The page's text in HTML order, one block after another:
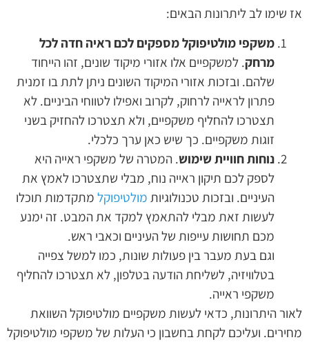
אז שימו לב ליתרונות הבאים:
משקפי מולטיפוקל מספקים לכם ראיה חדה לכל
מרחק. למשקפיים אלו אזורי מיקוד שונים, זהו הייחוד
שלהם. ובזכות אזורי המיקוד השונים ניתן לתת בו זמנית
פתרון לראייה לרחוק, לקרוב ואפילו לטווחי הביניים. לא
תצטרכו להחליף משקפיים, ולא תצטרכו להחזיק בשני
זוגות משקפיים. כך שיש כאן ערך כלכלי.
נוחות חוויית שימוש. המטרה של משקפי ראייה היא
לספק לכם תיקון ראייה נוח, מבלי שתצטרכו לאמץ את
העיניים. ובזכות טכנולוגיות מולטיפוקל מתקדמות תוכלו
לעשות זאת מבלי להתאמץ למקד את המבט. זה ימנע
מכם תחושות עייפות של העיניים וכאבי ראש.
וגם בעת מעבר בין פעולות שונות, כמו למשל צפייה
בטלוויזיה, לשליחת הודעה בטלפון, לא תצטרכו להחליף
משקפי ראייה.
לאור היתרונות, כדאי לעשות משקפיים מולטיפוקל השוואת
מחירים. ועליכם לקחת בחשבון כי העלות של משקפי מולטיפוקל